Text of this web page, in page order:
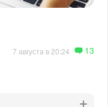
7 августа в 20:24 13